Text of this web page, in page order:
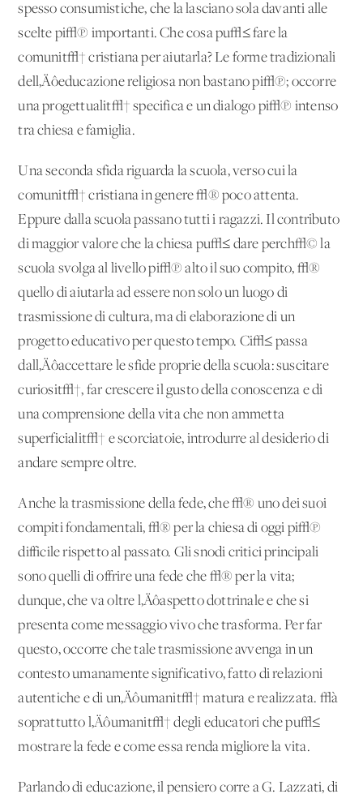
spesso consumistiche, che la lasciano sola davanti alle
scelte pi√π importanti. Che cosa pu√≤ fare la
comunit√† cristiana per aiutarla? Le forme tradizionali
dell‚Äôeducazione religiosa non bastano pi√π; occorre
una progettualit√† specifica e un dialogo pi√π intenso
tra chiesa e famiglia.
Una seconda sfida riguarda la scuola, verso cui la
comunit√† cristiana in genere √® poco attenta.
Eppure dalla scuola passano tutti i ragazzi. Il contributo
di maggior valore che la chiesa pu√≤ dare perch√© la
scuola svolga al livello pi√π alto il suo compito, √®
quello di aiutarla ad essere non solo un luogo di
trasmissione di cultura, ma di elaborazione di un
progetto educativo per questo tempo. Ci√≤ passa
dall‚Äôaccettare le sfide proprie della scuola: suscitare
curiosit√†, far crescere il gusto della conoscenza e di
una comprensione della vita che non ammetta
superficialit√† e scorciatoie, introdurre al desiderio di
andare sempre oltre.
Anche la trasmissione della fede, che √® uno dei suoi
compiti fondamentali, √® per la chiesa di oggi pi√π
difficile rispetto al passato. Gli snodi critici principali
sono quelli di offrire una fede che √® per la vita;
dunque, che va oltre l‚Äôaspetto dottrinale e che si
presenta come messaggio vivo che trasforma. Per far
questo, occorre che tale trasmissione avvenga in un
contesto umanamente significativo, fatto di relazioni
autentiche e di un‚Äôumanit√† matura e realizzata. √à
soprattutto l‚Äôumanit√† degli educatori che pu√≤
mostrare la fede e come essa renda migliore la vita.
Parlando di educazione, il pensiero corre a G. Lazzati, di